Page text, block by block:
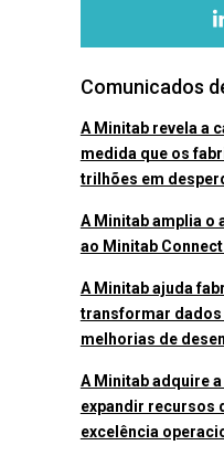
Comunicados
A Minitab revela a
medida que os
trilhões em
A Minitab amplia o
ao Minitab
A Minitab ajuda
transformar dados
melhorias de
A Minitab adquire
expandir recursos
excelência